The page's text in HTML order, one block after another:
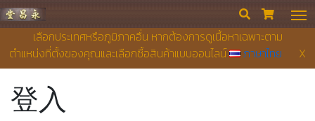
เลือกประเทศหรือภูมิภาคอื่น หากต้องการดูเนื้อหาเฉพาะตาม
ตำแหน่งที่ตั้งของคุณและเลือกซื้อสินค้าแบบออนไลน์
ภาษาไทย X
永昌堂藥店  
登入